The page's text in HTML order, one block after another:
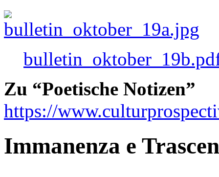
Zu “Poetische Notizen”
https://
Immanenza e